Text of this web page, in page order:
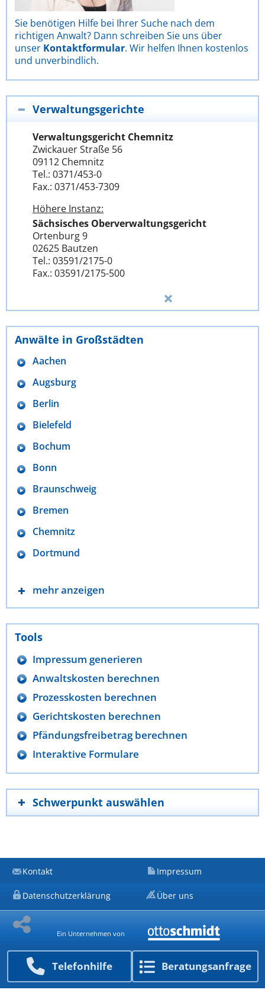
Telefon­hilfe Beratungs­anfrage
Sie benötigen Hilfe bei Ihrer Suche nach dem
richtigen Anwalt? Dann schreiben Sie uns über
unser Kontaktformular. Wir helfen Ihnen kostenlos
und unverbindlich.
Verwaltungsgerichte
Verwaltungsgericht Chemnitz
Zwickauer Straße 56
09112 Chemnitz
Tel.: 0371/453-0
Fax.: 0371/453-7309
Höhere Instanz:
Sächsisches Oberverwaltungsgericht
Ortenburg 9
02625 Bautzen
Tel.: 03591/2175-0
Fax.: 03591/2175-500
Anwälte in Großstädten
Aachen
Augsburg
Berlin
Bielefeld
Bochum
Bonn
Braunschweig
Bremen
Chemnitz
Dortmund
mehr anzeigen
Tools
Impressum generieren
Anwaltskosten berechnen
Prozesskosten berechnen
Gerichtskosten berechnen
Pfändungsfreibetrag berechnen
Interaktive Formulare
Schwerpunkt auswählen
Kontakt Impressum
Datenschutzerklärung Über uns
Ein Unternehmen von